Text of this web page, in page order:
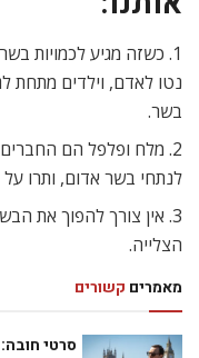
בשר.
2. מלח ופלפל הם
לנתחי בשר אדום, ותרו
3. אין צורך להפוך את
הצלייה.
מאמרים קשורים
סרטי חובה: